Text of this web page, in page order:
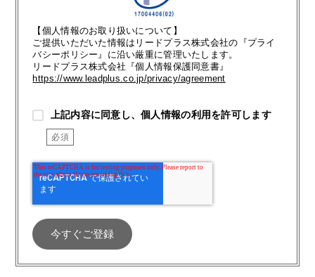
【個人情報のお取り扱いについて】
ご提供いただいた情報はリードプラス株式会社の『プライ
バシーポリシー』に沿い厳重に管理いたします。
リードプラス株式会社『個人情報保護同意書』
https://www.leadplus.co.jp/privacy/agreement
上記内容に同意し、個人情報の利用を許可します